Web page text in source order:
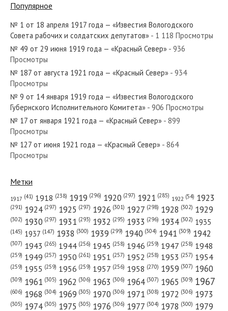
№ 100 от мая 1921 года — «Красный Север»
№ 19 от января 1951 года — «Красный Север»
№ 98 от мая 1944 года — «Красный Север»
№ 116 от мая 1980 года — «Красный Север»
№ 18 от января 1944 года — «Красный Север»
Популярное
№ 1 от 18 апреля 1917 года — «Известия Вологодского
Совета рабочих и солдатских депутатов» - 1 118 Просмотры
№ 49 от 29 июня 1919 года — «Красный Север» - 936
Просмотры
№ 187 от августа 1921 года — «Красный Север» - 934
Просмотры
№ 9 от 14 января 1919 года — «Известия Вологодского
Губернского Исполнительного Комитета» - 906 Просмотры
№ 17 от января 1921 года — «Красный Север» - 899
Просмотры
№ 127 от июня 1921 года — «Красный Север» - 864
Просмотры
Метки
1917 (41) 1918 (238) 1919 (296) 1920 (297) 1921 (285) 1922 (54) 1923
(291) 1924 (297) 1925 (297) 1926 (301) 1927 (298) 1928 (302) 1929
(302) 1930 (297) 1931 (293) 1932 (295) 1933 (296) 1934 (302) 1935
(145) 1937 (147) 1938 (300) 1939 (299) 1940 (304) 1941 (309) 1942
(307) 1943 (265) 1944 (256) 1945 (258) 1946 (259) 1947 (258) 1948
(259) 1949 (257) 1950 (261) 1951 (257) 1952 (258) 1953 (257) 1954
(259) 1955 (259) 1956 (259) 1957 (256) 1958 (270) 1959 (307) 1960
(309) 1961 (305) 1962 (306) 1963 (306) 1964 (307) 1965 (309) 1967
(606) 1968 (304) 1969 (305) 1970 (306) 1971 (308) 1972 (306) 1973
(305) 1974 (305) 1975 (305) 1976 (306) 1977 (304) 1978 (300) 1979